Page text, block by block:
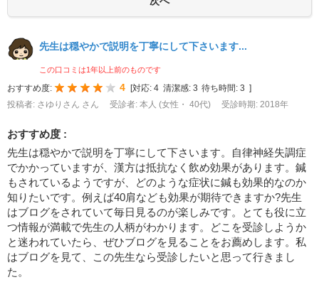
先生は穏やかで説明を丁寧にして下さいます...
この口コミは1年以上前のものです
おすすめ度: 4 [対応: 4 清潔感: 3 待ち時間: 3 ]
投稿者: さゆりさん さん
受診者: 本人 (女性・ 40代) 受診時期: 2018年
おすすめ度 :
先生は穏やかで説明を丁寧にして下さいます。自律神経失調症
でかかっていますが、漢方は抵抗なく飲め効果があります。鍼
もされているようですが、どのような症状に鍼も効果的なのか
知りたいです。例えば40肩なども効果が期待できますか?先生
はブログをされていて毎日見るのが楽しみです。とても役に立
つ情報が満載で先生の人柄がわかります。どこを受診しようか
と迷われていたら、ぜひブログを見ることをお薦めします。私
はブログを見て、この先生なら受診したいと思って行きまし
た。